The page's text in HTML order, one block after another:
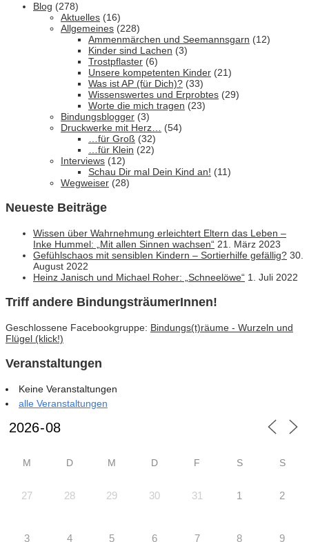
Blog (278)
Aktuelles (16)
Allgemeines (228)
Ammenmärchen und Seemannsgarn (12)
Kinder sind Lachen (3)
Trostpflaster (6)
Unsere kompetenten Kinder (21)
Was ist AP (für Dich)? (33)
Wissenswertes und Erprobtes (29)
Worte die mich tragen (23)
Bindungsblogger (3)
Druckwerke mit Herz… (54)
…für Groß (32)
…für Klein (22)
Interviews (12)
Schau Dir mal Dein Kind an! (11)
Wegweiser (28)
Neueste Beiträge
Wissen über Wahrnehmung erleichtert Eltern das Leben –
Inke Hummel: „Mit allen Sinnen wachsen“ 21. März 2023
Gefühlschaos mit sensiblen Kindern – Sortierhilfe gefällig? 30.
August 2022
Heinz Janisch und Michael Roher: „Schneelöwe“ 1. Juli 2022
Triff andere BindungsträumerInnen!
Geschlossene Facebookgruppe: Bindungs(t)räume - Wurzeln und
Flügel (klick!)
Veranstaltungen
Keine Veranstaltungen
alle Veranstaltungen
M D M D F S S
27 28 29 30 31 1 2
3 4 5 6 7 8 9